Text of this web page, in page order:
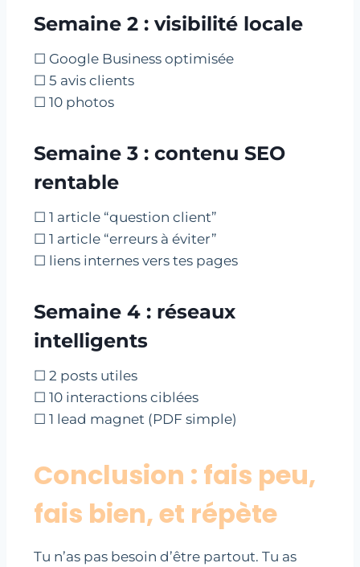
Semaine 2 : visibilité locale
☐ Google Business optimisée
☐ 5 avis clients
☐ 10 photos
Semaine 3 : contenu SEO
rentable
☐ 1 article “question client”
☐ 1 article “erreurs à éviter”
☐ liens internes vers tes pages
Semaine 4 : réseaux
intelligents
☐ 2 posts utiles
☐ 10 interactions ciblées
☐ 1 lead magnet (PDF simple)
Conclusion : fais peu,
fais bien, et répète
Tu n’as pas besoin d’être partout. Tu as